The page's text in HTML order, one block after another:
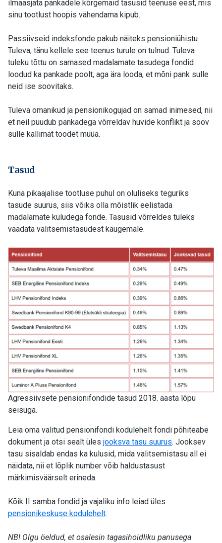
ilmaasjata pankadele kõrgemaid tasusid teenuse eest, mis
sinu tootlust hoopis vähendama kipub.
Passiivseid indeksfonde pakub näiteks pensioniühistu
Tuleva, tänu kellele see teenus turule on tulnud. Tuleva
tuleku tõttu on sarnased madalamate tasudega fondid
loodud ka pankade poolt, aga ära looda, et mõni pank sulle
neid ise soovitaks.
Tuleva omanikud ja pensionikogujad on samad inimesed, nii
et neil puudub pankadega võrreldav huvide konflikt ja soov
sulle kallimat toodet müüa.
Tasud
Kuna pikaajalise tootluse puhul on oluliseks teguriks
tasude suurus, siis võiks olla mõistlik eelistada
madalamate kuludega fonde. Tasusid võrreldes tuleks
vaadata valitsemistasudest kaugemale.
Agressiivsete pensionifondide tasud 2018. aasta lõpu
seisuga.
Leia oma valitud pensionifondi kodulehelt fondi põhiteabe
dokument ja otsi sealt üles jooksva tasu suurus. Jooksev
tasu sisaldab endas ka kulusid, mida valitsemistasu all ei
näidata, nii et lõplik number võib haldustasust
märkimisväärselt erineda.
Kõik II samba fondid ja vajaliku info leiad üles
pensionikeskuse kodulehelt.
NB! Olgu öeldud, et osalesin tagasihoidliku panusega